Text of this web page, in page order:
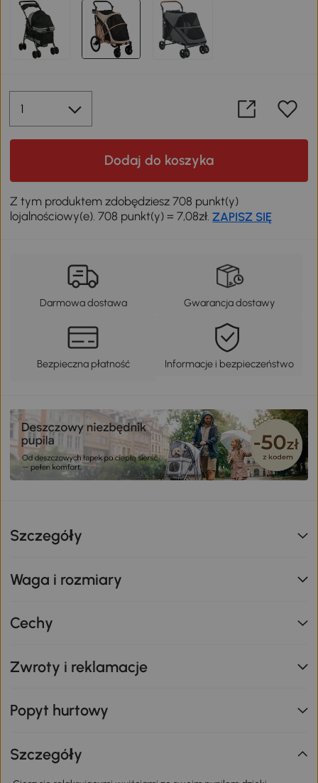
Dodaj do koszyka
Z tym produktem zdobędziesz 708 punkt(y)
lojalnościowy(e). 708 punkt(y) = 7,08zł.ZAPISZ SIĘ
Darmowa dostawa Gwarancja dostawy
Bezpieczna płatność Informacje i bezpieczeństwo
Szczegóły
Waga i rozmiary
Cechy
Zwroty i reklamacje
Popyt hurtowy
Szczegóły